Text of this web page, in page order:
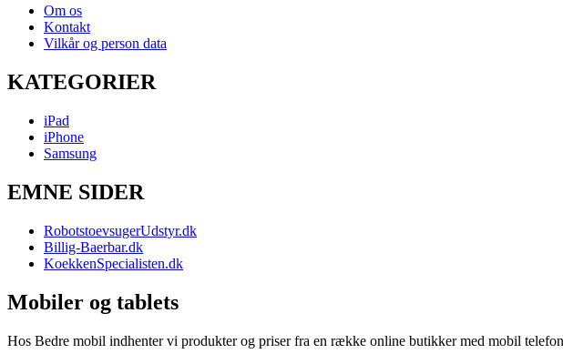
Om os
Kontakt
Vilkår og person data
KATEGORIER
iPad
iPhone
Samsung
EMNE SIDER
RobotstoevsugerUdstyr.dk
Billig-Baerbar.dk
KoekkenSpecialisten.dk
Mobiler og tablets
Hos Bedre mobil indhenter vi produkter og priser fra en række online butikker med mobil